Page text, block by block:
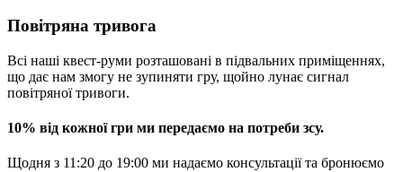
Повітряна тривога
Всі наші квест-руми розташовані в підвальних приміщеннях,
що дає нам змогу не зупиняти гру, щойно лунає сигнал
повітряної тривоги.
10% від кожної гри ми передаємо на потреби зсу.
Щодня з 11:20 до 19:00 ми надаємо консультації та бронюємо